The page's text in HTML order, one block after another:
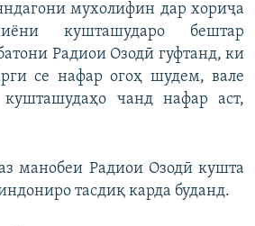
мухолифин дар хориҷа
кушташударо бештар
Радиои Озодӣ гуфтанд, ки
се нафар огоҳ шудем, вале
чанд нафар аст,
манобеи Радиои Озодӣ кушта
тасдиқ карда буданд.